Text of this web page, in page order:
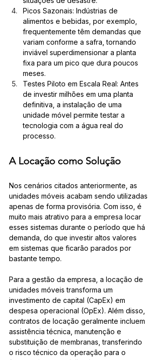
Picos Sazonais: Indústrias de
alimentos e bebidas, por exemplo,
frequentemente têm demandas que
variam conforme a safra, tornando
inviável superdimensionar a planta
fixa para um pico que dura poucos
meses.
Testes Piloto em Escala Real: Antes
de investir milhões em uma planta
definitiva, a instalação de uma
unidade móvel permite testar a
tecnologia com a água real do
processo.
A Locação como Solução
Nos cenários citados anteriormente, as
unidades móveis acabam sendo utilizadas
apenas de forma provisória. Com isso, é
muito mais atrativo para a empresa locar
esses sistemas durante o período que há
demanda, do que investir altos valores
em sistemas que ficarão parados por
bastante tempo.
Para a gestão da empresa, a locação de
unidades móveis transforma um
investimento de capital (CapEx) em
despesa operacional (OpEx). Além disso,
contratos de locação geralmente incluem
assistência técnica, manutenção e
substituição de membranas, transferindo
o risco técnico da operação para o